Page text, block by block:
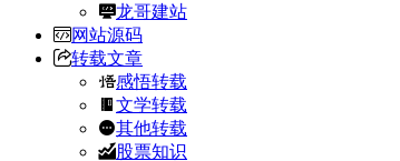
龙哥建站
网站源码
转载文章
感悟转载
文学转载
其他转载
股票知识